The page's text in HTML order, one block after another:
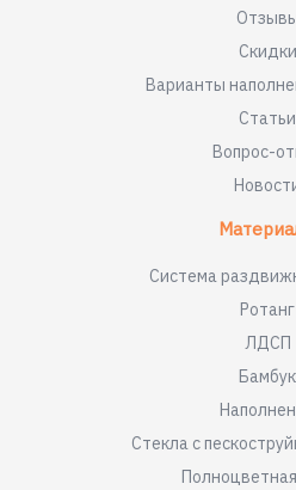
Скидки
Варианты
Статьи
Вопрос-
Система
Ротанг
ЛДСП
Бамбук
Стекла с